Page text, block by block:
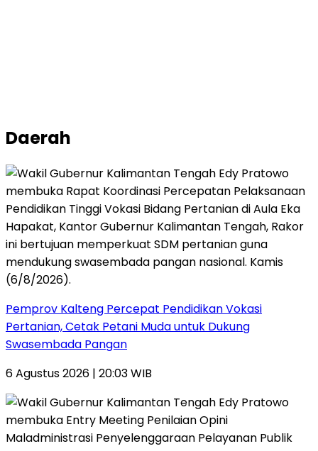
Daerah
Pemprov Kalteng Percepat Pendidikan Vokasi
Pertanian, Cetak Petani Muda untuk Dukung
Swasembada Pangan
6 Agustus 2026 | 20:03 WIB